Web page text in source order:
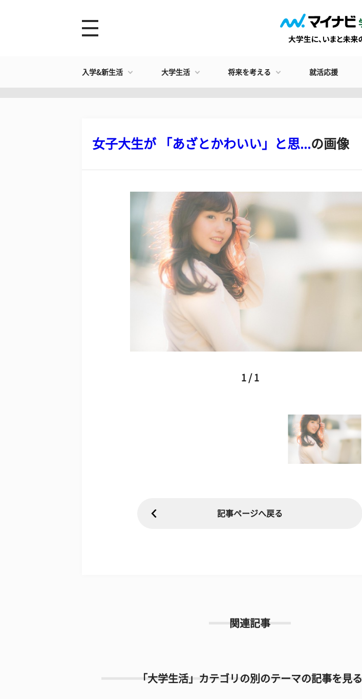
入学&新生活 大学生活 将来を考える 就活応援
女子大生が 「あざとかわいい」と思...の画像
1 / 1
記事ページへ戻る
関連記事
「大学生活」カテゴリの別のテーマの記事を見る